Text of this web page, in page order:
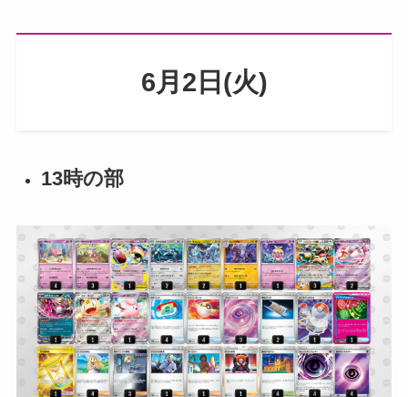
6月2日(火)
13時の部